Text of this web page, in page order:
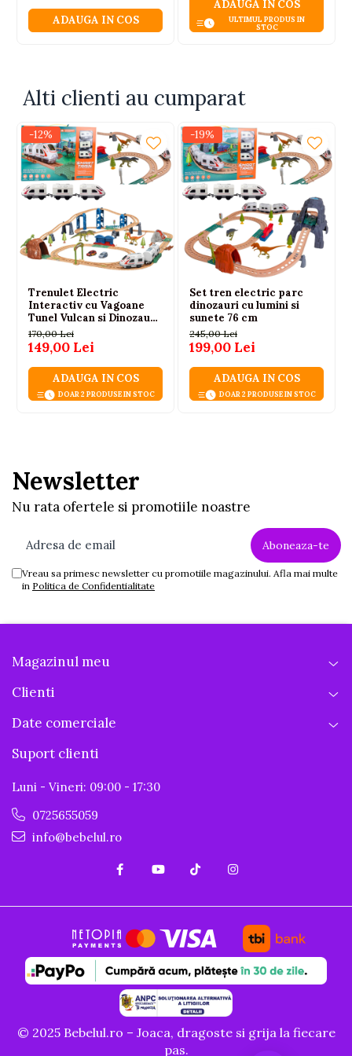
Vagoane
Certificari: CE, EN71
Atentionare: Nerecomandat copiilor sub 3 ani
ADAUGA IN COS
ADAUGA IN COS
ULTIMUL PRODUS IN
STOC
Alti clienti au cumparat
-12%
Trenulet Electric
Interactiv cu Vagoane
Tunel Vulcan si Dinozauri
95 cm
170,00 Lei
149,00 Lei
ADAUGA IN COS
DOAR 2 PRODUSE IN STOC
-19%
Set tren electric parc
dinozauri cu lumini si
sunete 76 cm
245,00 Lei
199,00 Lei
ADAUGA IN COS
DOAR 2 PRODUSE IN STOC
Newsletter
Nu rata ofertele si promotiile noastre
Vreau sa primesc newsletter cu promotiile magazinului. Afla mai multe
in Politica de Confidentialitate
Magazinul meu
Clienti
Date comerciale
Suport clienti
Luni - Vineri: 09:00 - 17:30
0725655059
info@bebelul.ro
© 2025 Bebelul.ro – Joaca, dragoste si grija la fiecare
pas.